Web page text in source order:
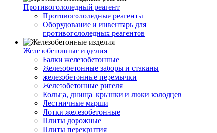
Противогололедный реагент
Противогололедные реагенты
Оборудование и инвентарь для
противогололедных реагентов
Железобетонные изделия
Балки железобетонные
Железобетонные заборы и стаканы
железобетонные перемычки
Железобетонные ригеля
Кольца, днища, крышки и люки колодцев
Лестничные марши
Лотки железобетонные
Плиты дорожные
Плиты перекрытия